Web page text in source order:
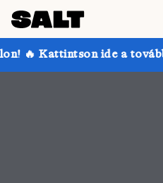
további információkért.